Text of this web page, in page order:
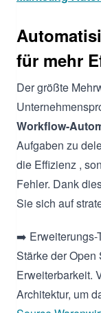
für mehr
Der größte
Workflow-
Aufgaben zu
die Effizienz ,
Fehler. Dank
Sie sich auf
➡️ Erweiterungs-
Stärke der
Erweiterbarkeit.
Architektur, um